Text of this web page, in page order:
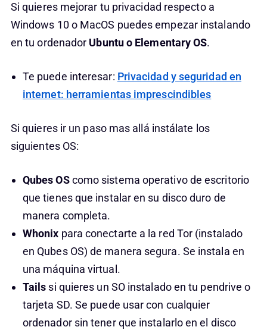
Si quieres mejorar tu privacidad respecto a
Windows 10 o MacOS puedes empezar instalando
en tu ordenador Ubuntu o Elementary OS.
Te puede interesar: Privacidad y seguridad en
internet: herramientas imprescindibles
Si quieres ir un paso mas allá instálate los
siguientes OS:
Qubes OScomo sistema operativo de escritorio
que tienes que instalar en su disco duro de
manera completa.
Whonix para conectarte a la red Tor (instalado
en Qubes OS) de manera segura. Se instala en
una máquina virtual.
Tails si quieres un SO instalado en tu pendrive o
tarjeta SD. Se puede usar con cualquier
ordenador sin tener que instalarlo en el disco